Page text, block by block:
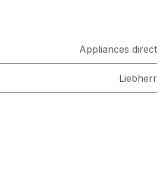
Appliances direct
Liebherr